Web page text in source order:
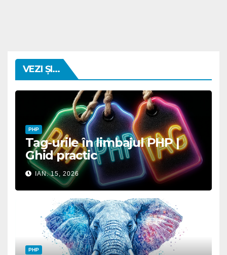
VEZI ȘI...
PHP
Tag-urile în limbajul PHP |
Ghid practic
IAN. 15, 2026
PHP